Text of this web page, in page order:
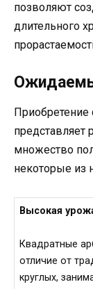
позволяют
длительного
представляет
множество
некоторые из
Высокая
Квадратные
отличие от
круглых,